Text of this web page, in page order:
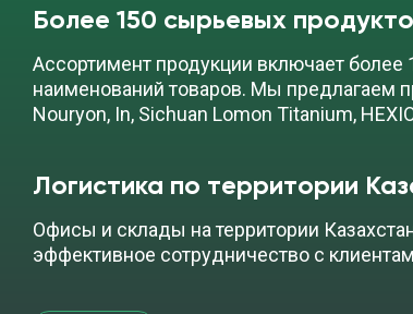
Более 150 сырьевых
Ассортимент продукции включает
наименований товаров. Мы предлагаем
Nouryon, In, Sichuan Lomon Titanium,
Логистика по территории
Офисы и склады на территории
эффективное сотрудничество с